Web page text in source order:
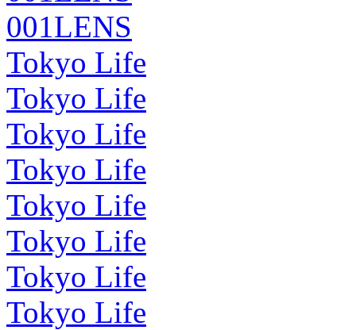
001LENS
Tokyo Life
Tokyo Life
Tokyo Life
Tokyo Life
Tokyo Life
Tokyo Life
Tokyo Life
Tokyo Life